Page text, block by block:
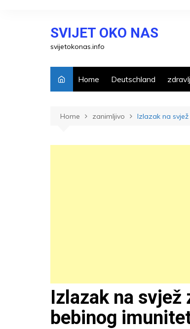
SVIJET OKO NAS
svijetokonas.info
Home Deutschland
Home zanimljivo Izlazak na
Izlazak na svjež
bebinog